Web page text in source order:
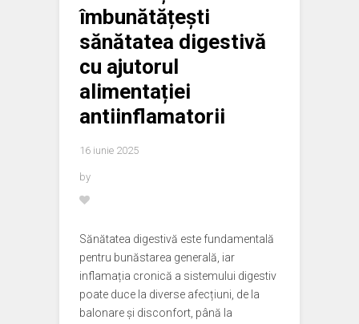
îmbunătățești
sănătatea digestivă
cu ajutorul
alimentației
antiinflamatorii
16 iunie 2025
by
Sănătatea digestivă este fundamentală
pentru bunăstarea generală, iar
inflamația cronică a sistemului digestiv
poate duce la diverse afecțiuni, de la
balonare și disconfort, până la